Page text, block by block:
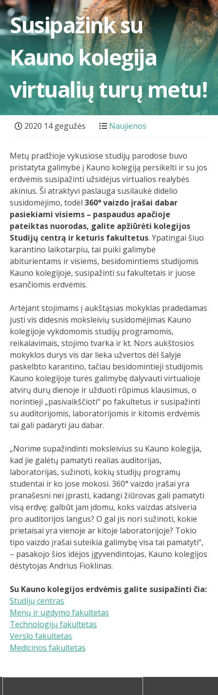
Susipažink su
Kauno kolegija
virtualių turų metu!
2020 14 gegužės Naujienos
Metų pradžioje vykusiose studijų parodose buvo
pristatyta galimybė į Kauno kolegiją persikelti ir su jos
erdvėmis susipažinti užsidėjus virtualios realybės
akinius. Ši atraktyvi paslauga susilaukė didelio
susidomėjimo, todėl 360° vaizdo įrašai dabar
pasiekiami visiems – paspaudus apačioje
pateiktas nuorodas, galite apžiūrėti kolegijos
Studijų centrą ir keturis fakultetus. Ypatingai šiuo
karantino laikotarpiu, tai puiki galimybė
abiturientams ir visiems, besidomintiems studijomis
Kauno kolegijoje, susipažinti su fakultetais ir juose
esančiomis erdvėmis.
Artėjant stojimams į aukštąsias mokyklas pradedamas
justi vis didesnis moksleivių susidomėjimas Kauno
kolegijoje vykdomomis studijų programomis,
reikalavimais, stojimo tvarka ir kt. Nors aukštosios
mokyklos durys vis dar lieka užvertos dėl šalyje
paskelbto karantino, tačiau besidomintieji studijomis
Kauno kolegijoje turės galimybę dalyvauti virtualioje
atvirų durų dienoje ir užduoti rūpimus klausimus, o
norintieji „pasivaikščioti“ po fakultetus ir susipažinti
su auditorijomis, laboratorijomis ir kitomis erdvėmis
tai gali padaryti jau dabar.
„Norime supažindinti moksleivius su Kauno kolegija,
kad jie galėtų pamatyti realias auditorijas,
laboratorijas, sužinoti, kokių studijų programų
studentai ir ko jose mokosi. 360° vaizdo įrašai yra
pranašesni nei įprasti, kadangi žiūrovas gali pamatyti
visą erdvę: galbūt jam įdomu, koks vaizdas atsiveria
pro auditorijos langus? O gal jis nori sužinoti, kokie
prietaisai yra vienoje ar kitoje laboratorijoje? Tokio
tipo vaizdo įrašai suteikia galimybę visa tai pamatyti“,
– pasakojo šios idėjos įgyvendintojas, Kauno kolegijos
dėstytojas Andrius Fioklinas.
Su Kauno kolegijos erdvėmis galite susipažinti čia:
Studijų centras
Menų ir ugdymo fakultetas
Technologijų fakultetas
Verslo fakultetas
Medicinos fakultetas